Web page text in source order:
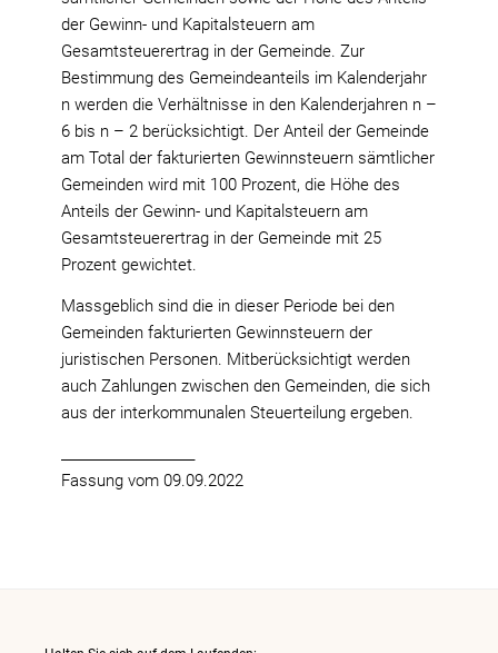
der Gewinn- und Kapitalsteuern am
Gesamtsteuerertrag in der Gemeinde. Zur
Bestimmung des Gemeindeanteils im Kalenderjahr
n werden die Verhältnisse in den Kalenderjahren n –
6 bis n – 2 berücksichtigt. Der Anteil der Gemeinde
am Total der fakturierten Gewinnsteuern sämtlicher
Gemeinden wird mit 100 Prozent, die Höhe des
Anteils der Gewinn- und Kapitalsteuern am
Gesamtsteuerertrag in der Gemeinde mit 25
Prozent gewichtet.
Massgeblich sind die in dieser Periode bei den
Gemeinden fakturierten Gewinnsteuern der
juristischen Personen. Mitberücksichtigt werden
auch Zahlungen zwischen den Gemeinden, die sich
aus der interkommunalen Steuerteilung ergeben.
Fassung vom 09.09.2022